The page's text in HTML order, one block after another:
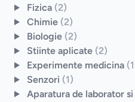
Fizica (2)
Chimie (2)
Biologie (2)
Stiinte aplicate (2)
Experimente medicina
Senzori (1)
Aparatura de laborator